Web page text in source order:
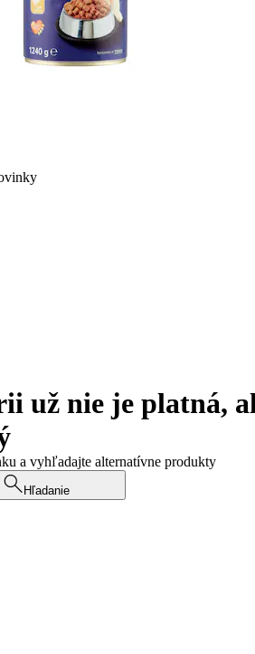
už nie je platná,
a vyhľadajte alternatívne produkty
Hľadanie